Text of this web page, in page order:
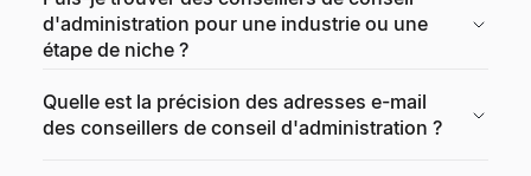
d'administration pour une industrie ou une
étape de niche ?
Quelle est la précision des adresses e-mail
des conseillers de conseil d'administration ?